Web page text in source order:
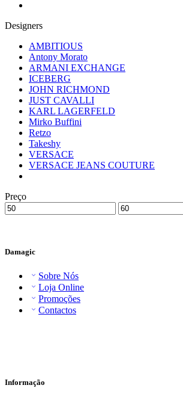
Designers
AMBITIOUS
Antony Morato
ARMANI EXCHANGE
ICEBERG
JOHN RICHMOND
JUST CAVALLI
KARL LAGERFELD
Mirko Buffini
Retzo
Takeshy
VERSACE
VERSACE JEANS COUTURE
Preço
Damagic
Sobre Nós
Loja Online
Promoções
Contactos
Informação